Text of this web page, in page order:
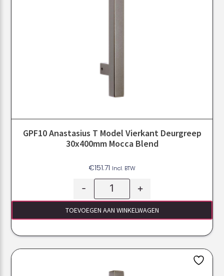
GPF10 Anastasius T Model Vierkant Deurgreep
30x400mm Mocca Blend
€151.71 Incl. BTW
- +
TOEVOEGEN AAN WINKELWAGEN